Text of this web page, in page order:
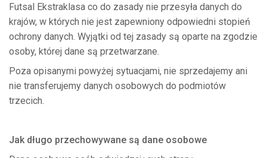
Futsal Ekstraklasa co do zasady nie przesyła danych do
krajów, w których nie jest zapewniony odpowiedni stopień
ochrony danych. Wyjątki od tej zasady są oparte na zgodzie
osoby, której dane są przetwarzane.
Poza opisanymi powyżej sytuacjami, nie sprzedajemy ani
nie transferujemy danych osobowych do podmiotów
trzecich.
Jak długo przechowywane są dane osobowe